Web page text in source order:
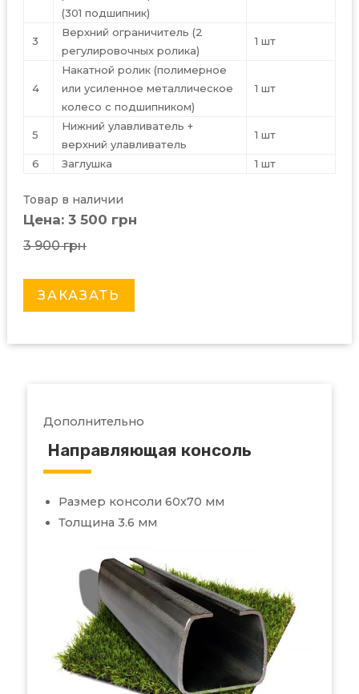
(301 подшипник)
3
Верхний ограничитель (2
регулировочных ролика)
1 шт
4
Накатной ролик (полимерное
или усиленное металлическое
колесо с подшипником)
1 шт
5
Нижний улавливатель +
верхний улавливатель
1 шт
6 Заглушка 1 шт
Товар в наличии
Цена: 3 500 грн
3 900 грн
ЗАКАЗАТЬ
Дополнительно
Направляющая консоль
Размер консоли 60х70 мм
Толщина 3.6 мм